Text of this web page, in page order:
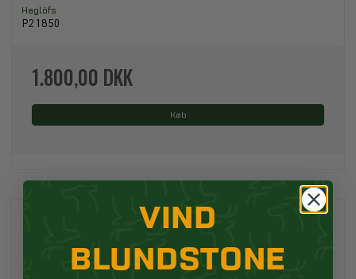
Haglöfs
P21850
1.800,00 DKK
Køb
VIND
BLUNDSTONE